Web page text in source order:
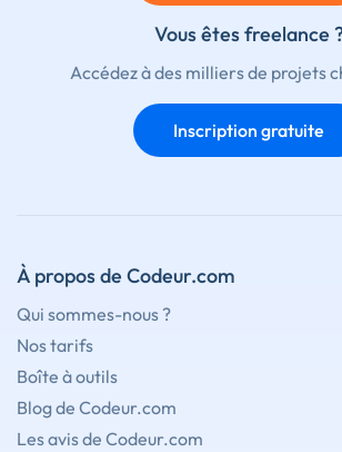
Vous êtes freelance
Accédez à des milliers de projets
Inscription gratuite
À propos de Codeur.com
Qui sommes-nous ?
Nos tarifs
Boîte à outils
Blog de Codeur.com
Les avis de Codeur.com